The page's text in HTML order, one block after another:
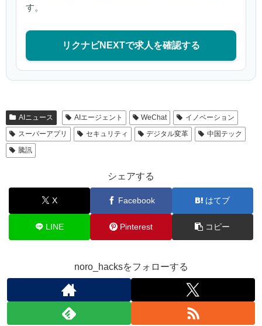
す。
リクナビNEXTで求人を確認する
AIニュース AIエージェント WeChat
イノベーション
スーパーアプリ
セキュリティ デジタル変革
中国テック
騰訊
シェアする
X Facebook はてブ
LINE Pinterest コピー
noro_hacksをフォローする